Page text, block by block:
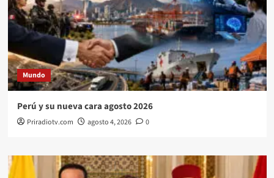
Mundo
Perú y su nueva cara agosto 2026
Priradiotv.com agosto 4, 2026 0